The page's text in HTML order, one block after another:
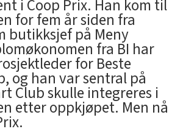
i Coop Prix. Han kom til
for fem år siden fra
butikksjef på Meny
fra BI har
for Beste
og han var sentral på
Club skulle integreres i
etter oppkjøpet. Men nå